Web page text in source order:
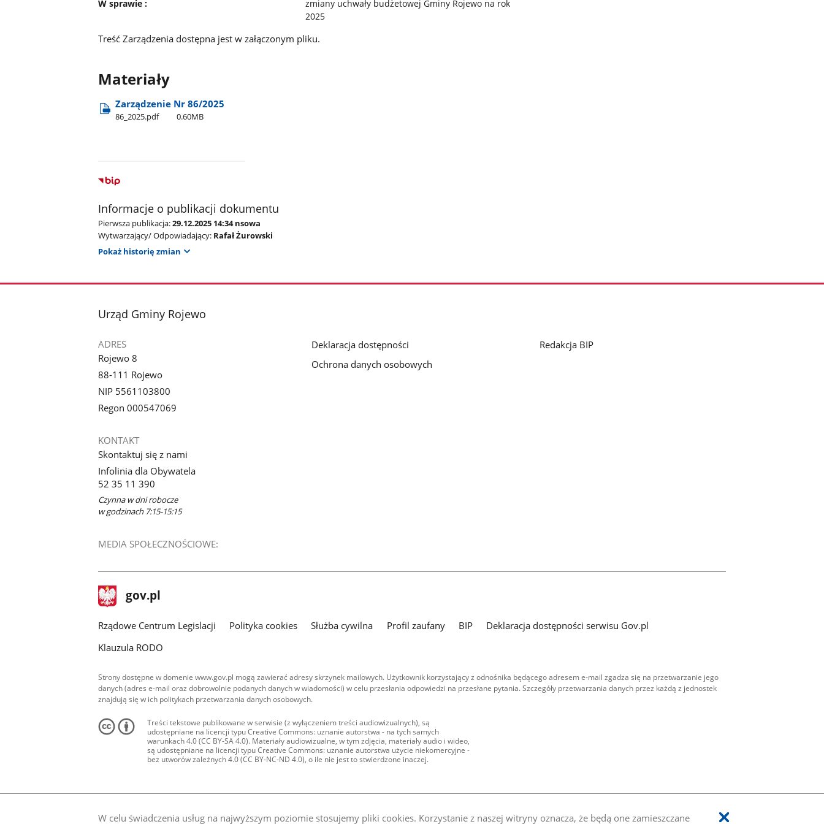
W celu świadczenia usług na najwyższym poziomie stosujemy pliki cookies. Korzystanie z naszej witryny oznacza, że będą one zamieszczane
W sprawie :
zmiany uchwały budżetowej Gminy Rojewo na rok
2025
Treść Zarządzenia dostępna jest w załączonym pliku.
Materiały
Zarządzenie Nr 86/2025
86​_2025.pdf 0.60MB
Informacje o publikacji dokumentu
Pierwsza publikacja:29.12.2025 14:34 nsowa
Wytwarzający/ Odpowiadający: Rafał Żurowski
Pokaż historię zmian
stopka
Urząd Gminy Rojewo
ADRES
Rojewo 8
88-111 Rojewo
NIP 5561103800
Regon 000547069
KONTAKT
Skontaktuj się z nami
Infolinia dla Obywatela
52 35 11 390
Czynna w dni robocze
w godzinach 7:15-15:15
MEDIA SPOŁECZNOŚCIOWE:
Deklaracja dostępności
Ochrona danych osobowych
Redakcja BIP
stopka
gov.pl Strona
gov.pl
Rządowe Centrum Legislacji Polityka cookies Służba cywilna Profil zaufany BIP
Deklaracja dostępności serwisu Gov.pl
Klauzula RODO
Strony dostępne w domenie www.gov.pl mogą zawierać adresy skrzynek mailowych. Użytkownik korzystający z odnośnika będącego adresem e-mail zgadza się na przetwarzanie jego
danych (adres e-mail oraz dobrowolnie podanych danych w wiadomości) w celu przesłania odpowiedzi na przesłane pytania. Szczegóły przetwarzania danych przez każdą z jednostek
znajdują się w ich politykach przetwarzania danych osobowych.
Treści tekstowe publikowane w serwisie (z wyłączeniem treści audiowizualnych), są
udostępniane na licencji typu Creative Commons: uznanie autorstwa - na tych samych
warunkach 4.0 (CC BY-SA 4.0). Materiały audiowizualne, w tym zdjęcia, materiały audio i wideo,
są udostępniane na licencji typu Creative Commons: uznanie autorstwa użycie niekomercyjne -
bez utworów zależnych 4.0 (CC BY-NC-ND 4.0), o ile nie jest to stwierdzone inaczej.